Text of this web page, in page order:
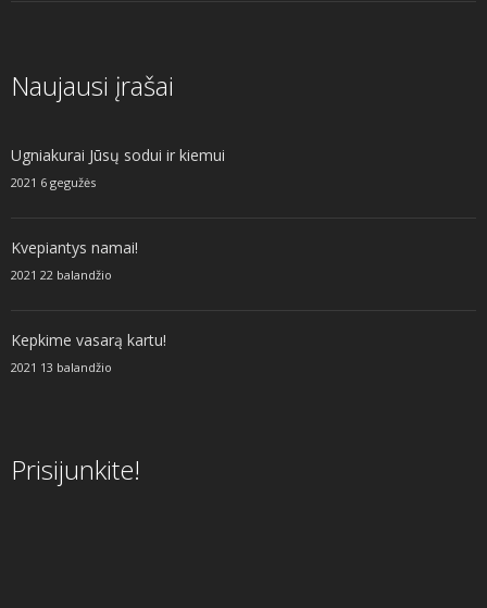
Naujausi įrašai
Ugniakurai Jūsų sodui ir kiemui
2021 6 gegužės
Kvepiantys namai!
2021 22 balandžio
Kepkime vasarą kartu!
2021 13 balandžio
Prisijunkite!